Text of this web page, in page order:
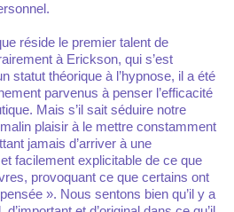
réside le premier talent de
à Erickson, qui s’est
statut théorique à l’hypnose, il a été
parvenus à penser l’efficacité
Mais s’il sait séduire notre
plaisir à le mettre constamment
jamais d’arriver à une
facilement explicitable de ce que
provoquant ce que certains ont
». Nous sentons bien qu’il y a